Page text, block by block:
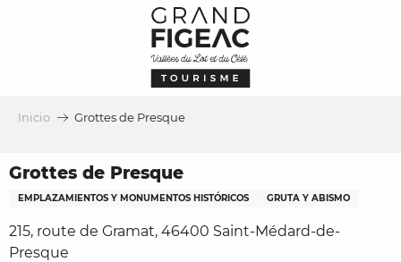
Inicio Grottes de Presque
Grottes de Presque
EMPLAZAMIENTOS Y MONUMENTOS HISTÓRICOS GRUTA Y ABISMO
215, route de Gramat, 46400 Saint-Médard-de-
Presque